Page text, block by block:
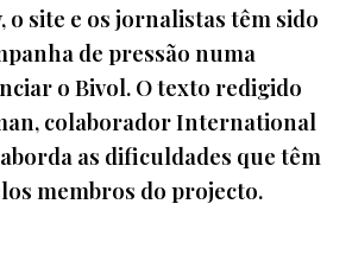
o site e os jornalistas têm sido
de pressão numa
o Bivol. O texto redigido
colaborador International
as dificuldades que têm
membros do projecto.